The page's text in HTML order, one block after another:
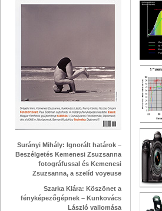
Surányi Mihály: Ignorált határok –
Beszélgetés Kemenesi Zsuzsanna
fotográfussal és Kemenesi
Zsuzsanna, a szelíd voyeuse
Szarka Klára: Köszönet a
fényképezőgépnek – Kunkovács
László vallomása